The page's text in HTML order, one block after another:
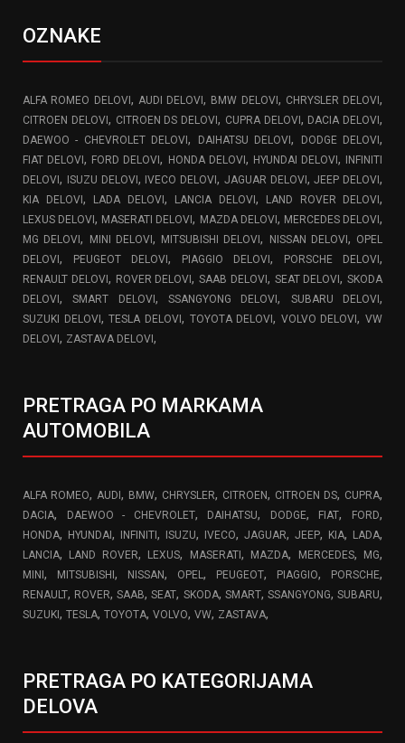
OZNAKE
ALFA ROMEO DELOVI, AUDI DELOVI, BMW DELOVI, CHRYSLER DELOVI,
CITROEN DELOVI, CITROEN DS DELOVI, CUPRA DELOVI, DACIA DELOVI,
DAEWOO - CHEVROLET DELOVI, DAIHATSU DELOVI, DODGE DELOVI,
FIAT DELOVI, FORD DELOVI, HONDA DELOVI, HYUNDAI DELOVI, INFINITI
DELOVI, ISUZU DELOVI, IVECO DELOVI, JAGUAR DELOVI,JEEP DELOVI,
KIA DELOVI, LADA DELOVI, LANCIA DELOVI, LAND ROVER DELOVI,
LEXUS DELOVI, MASERATI DELOVI, MAZDA DELOVI, MERCEDES DELOVI,
MG DELOVI, MINI DELOVI, MITSUBISHI DELOVI, NISSAN DELOVI, OPEL
DELOVI, PEUGEOT DELOVI, PIAGGIO DELOVI, PORSCHE DELOVI,
RENAULT DELOVI, ROVER DELOVI, SAAB DELOVI, SEAT DELOVI, SKODA
DELOVI,SMART DELOVI,SSANGYONG DELOVI, SUBARU DELOVI,
SUZUKI DELOVI,TESLA DELOVI, TOYOTA DELOVI, VOLVO DELOVI, VW
DELOVI, ZASTAVA DELOVI,
PRETRAGA PO MARKAMA
AUTOMOBILA
ALFA ROMEO, AUDI, BMW, CHRYSLER, CITROEN, CITROEN DS, CUPRA,
DACIA, DAEWOO - CHEVROLET, DAIHATSU, DODGE, FIAT, FORD,
HONDA, HYUNDAI, INFINITI, ISUZU, IVECO, JAGUAR, JEEP, KIA, LADA,
LANCIA, LAND ROVER, LEXUS, MASERATI, MAZDA, MERCEDES, MG,
MINI, MITSUBISHI, NISSAN, OPEL , PEUGEOT, PIAGGIO, PORSCHE,
RENAULT, ROVER,SAAB,SEAT, SKODA, SMART, SSANGYONG,SUBARU,
SUZUKI, TESLA, TOYOTA, VOLVO, VW, ZASTAVA,
PRETRAGA PO KATEGORIJAMA
DELOVA